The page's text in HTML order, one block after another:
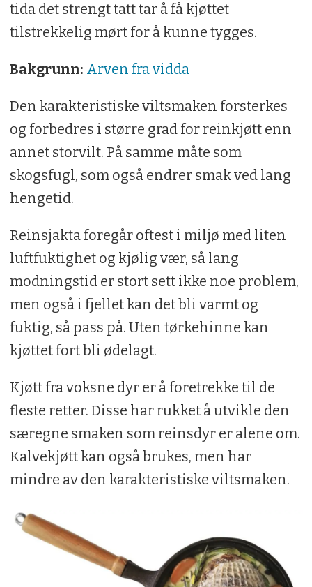
tida det strengt tatt tar å få kjøttet
tilstrekkelig mørt for å kunne tygges.
Bakgrunn: Arven fra vidda
Den karakteristiske viltsmaken forsterkes
og forbedres i større grad for reinkjøtt enn
annet storvilt. På samme måte som
skogsfugl, som også endrer smak ved lang
hengetid.
Reinsjakta foregår oftest i miljø med liten
luftfuktighet og kjølig vær, så lang
modningstid er stort sett ikke noe problem,
men også i fjellet kan det bli varmt og
fuktig, så pass på. Uten tørkehinne kan
kjøttet fort bli ødelagt.
Kjøtt fra voksne dyr er å foretrekke til de
fleste retter. Disse har rukket å utvikle den
særegne smaken som reinsdyr er alene om.
Kalvekjøtt kan også brukes, men har
mindre av den karakteristiske viltsmaken.